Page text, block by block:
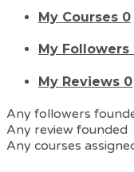
My Courses 0
My Followers
My Reviews 0
Any followers
Any review founded
Any courses